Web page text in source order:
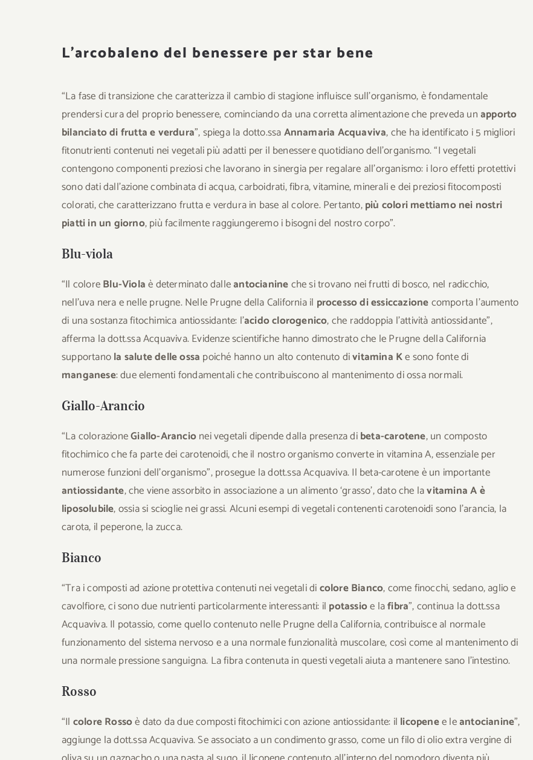
L’arcobaleno del benessere per star bene
“La fase di transizione che caratterizza il cambio di stagione influisce sull’organismo, è fondamentale
prendersi cura del proprio benessere, cominciando da una corretta alimentazione che preveda unapporto
bilanciato di frutta e verdura”, spiega la dotto.ssaAnnamaria Acquaviva, che ha identificato i 5 migliori
fitonutrienti contenuti nei vegetali più adatti per il benessere quotidiano dell’organismo. “I vegetali
contengono componenti preziosi che lavorano in sinergia per regalare all’organismo: i loro effetti protettivi
sono dati dall’azione combinata di acqua, carboidrati, fibra, vitamine, minerali e dei preziosi fitocomposti
colorati, che caratterizzano frutta e verdura in base al colore. Pertanto,più colori mettiamo nei nostri
piatti in un giorno, più facilmente raggiungeremo i bisogni del nostro corpo”.
Blu-viola
“Il coloreBlu-Violaè determinato dalleantocianineche si trovano nei frutti di bosco, nel radicchio,
nell’uva nera e nelle prugne. Nelle Prugne della California il processo di essiccazionecomporta l’aumento
di una sostanza fitochimica antiossidante: l’acido clorogenico, che raddoppia l’attività antiossidante”,
afferma la dott.ssa Acquaviva. Evidenze scientifiche hanno dimostrato che le Prugne della California
supportanola salute delle ossa poiché hanno un alto contenuto divitamina Ke sono fonte di
manganese: due elementi fondamentali che contribuiscono al mantenimento di ossa normali.
Giallo-Arancio
“La colorazioneGiallo-Arancionei vegetali dipende dalla presenza dibeta-carotene, un composto
fitochimico che fa parte dei carotenoidi, che il nostro organismo converte in vitamina A, essenziale per
numerose funzioni dell’organismo”, prosegue la dott.ssa Acquaviva. Il beta-carotene è un importante
antiossidante, che viene assorbito in associazione a un alimento ‘grasso’, dato che lavitamina A è
liposolubile, ossia si scioglie nei grassi. Alcuni esempi di vegetali contenenti carotenoidi sono l’arancia, la
carota, il peperone, la zucca.
Bianco
“Tra i composti ad azione protettiva contenuti nei vegetali dicolore Bianco, come finocchi, sedano, aglio e
cavolfiore, ci sono due nutrienti particolarmente interessanti: il potassioe lafibra”, continua la dott.ssa
Acquaviva. Il potassio, come quello contenuto nelle Prugne della California, contribuisce al normale
funzionamento del sistema nervoso e a una normale funzionalità muscolare, così come al mantenimento di
una normale pressione sanguigna. La fibra contenuta in questi vegetali aiuta a mantenere sano l’intestino.
Rosso
“Il colore Rossoè dato da due composti fitochimici con azione antiossidante: il licopenee leantocianine”,
aggiunge la dott.ssa Acquaviva. Se associato a un condimento grasso, come un filo di olio extra vergine di